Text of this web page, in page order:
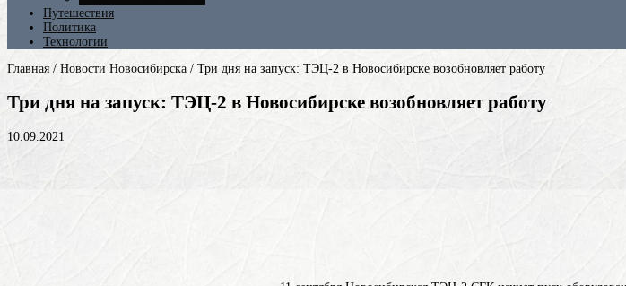
Путешествия
Политика
Технологии
Главная / Новости Новосибирска / Три дня на запуск: ТЭЦ-2 в Новосибирске возобновляет работу
Три дня на запуск: ТЭЦ-2 в Новосибирске возобновляет работу
10.09.2021